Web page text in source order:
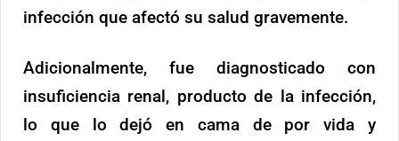
infección que afectó su salud gravemente.
Adicionalmente, fue diagnosticado con
insuficiencia renal, producto de la infección,
lo que lo dejó en cama de por vida y